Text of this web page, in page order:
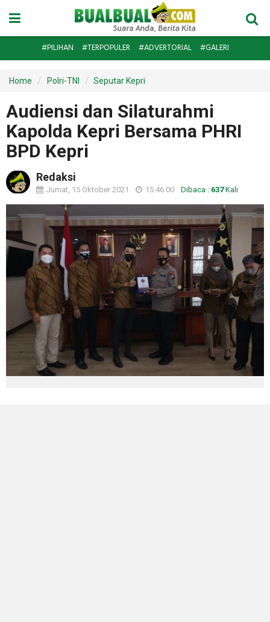
#PILIHAN #TERPOPULER #ADVERTORIAL #GALERI
Home Polri-TNI Seputar Kepri
Audiensi dan Silaturahmi
Kapolda Kepri Bersama PHRI
BPD Kepri
Redaksi
Jumat, 15 Oktober 2021 15:46:00 Dibaca : 637Kali